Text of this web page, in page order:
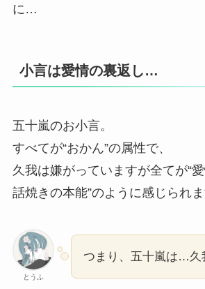
に…
小言は愛情の裏返し…
五十嵐のお小言。
すべてが“おかん”の属性で、
久我は嫌がっていますが全てが“
話焼きの本能”のように感じられま
とうふ
つまり、五十嵐は…